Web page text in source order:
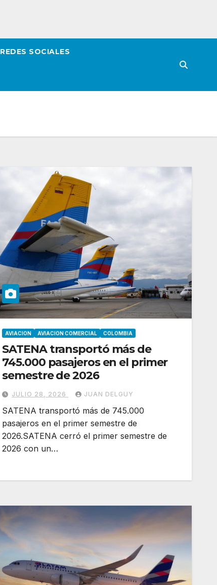
REDES SOCIALES
AVIACION AVIACION COMERCIAL COLOMBIA
SATENA transportó más de
745.000 pasajeros en el primer
semestre de 2026
JULIO 28, 2026 JUAN DELGUY
SATENA transportó más de 745.000
pasajeros en el primer semestre de
2026.SATENA cerró el primer semestre de
2026 con un…